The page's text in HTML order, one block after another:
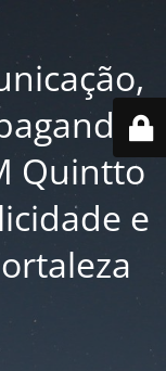
Quintto
e